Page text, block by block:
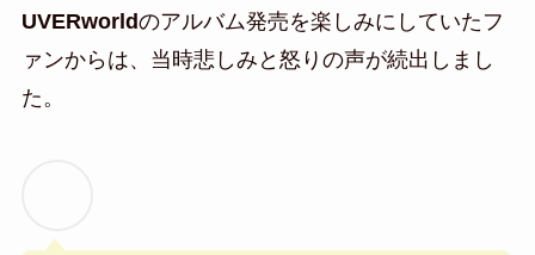
UVERworldのアルバム発売を楽しみにしていたフ
ァンからは、当時悲しみと怒りの声が続出しまし
た。